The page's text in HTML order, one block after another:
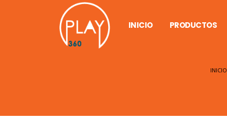
INICIO PRODUCTOS
INICIO